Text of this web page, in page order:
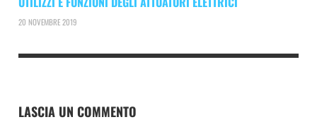
20 NOVEMBRE 2019
LASCIA UN COMMENTO